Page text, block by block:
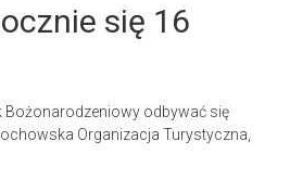
się 16
Bożonarodzeniowy odbywać się
Organizacja Turystyczna,